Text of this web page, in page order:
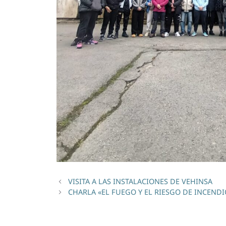
VISITA A LAS INSTALACIONES DE VEHINSA
CHARLA «EL FUEGO Y EL RIESGO DE